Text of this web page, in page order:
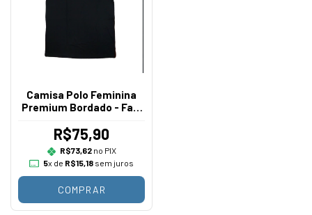
Camisa Polo Feminina
Premium Bordado - Fale
R$75,90
R$73,62no PIX
5x de R$15,18sem juros
COMPRAR